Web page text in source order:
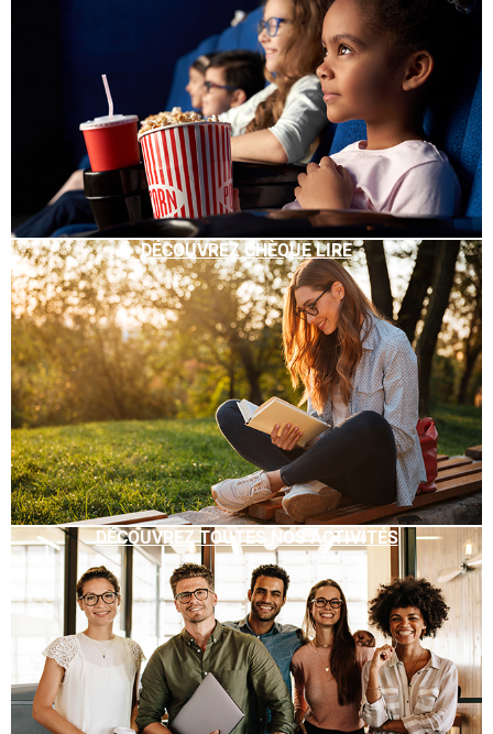
DÉCOUVREZ CHÈQUE LIRE
DÉCOUVREZ TOUTES NOS ACTIVITÉS